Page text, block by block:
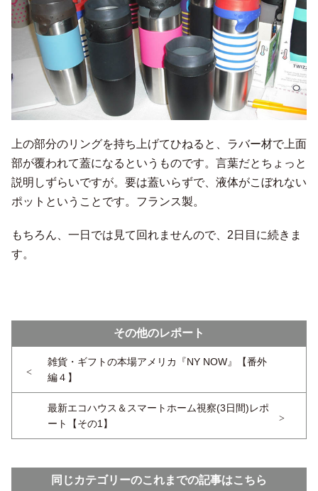
上の部分のリングを持ち上げてひねると、ラバー材で上面
部が覆われて蓋になるというものです。言葉だとちょっと
説明しずらいですが。要は蓋いらずで、液体がこぼれない
ポットということです。フランス製。
もちろん、一日では見て回れませんので、2日目に続きま
す。
その他のレポート
雑貨・ギフトの本場アメリカ『NY NOW』【番外
編４】
最新エコハウス＆スマートホーム視察(3日間)レポ
ート【その1】
同じカテゴリーのこれまでの記事はこちら